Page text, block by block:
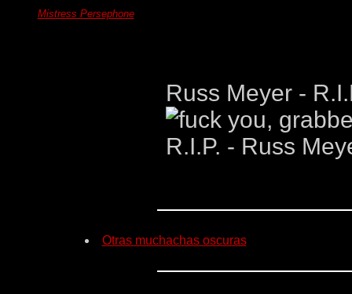
Mistress Persephone
Russ Meyer -
R.I.P. - Russ
Otras muchachas oscuras